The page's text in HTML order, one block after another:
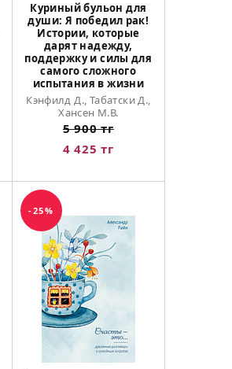
Куриный бульон для
души: Я победил рак!
Истории, которые
дарят надежду,
поддержку и силы для
самого сложного
испытания в жизни
Кэнфилд Д., Табатски Д.,
Хансен М.В.
5 900 тг
4 425 тг
-25%